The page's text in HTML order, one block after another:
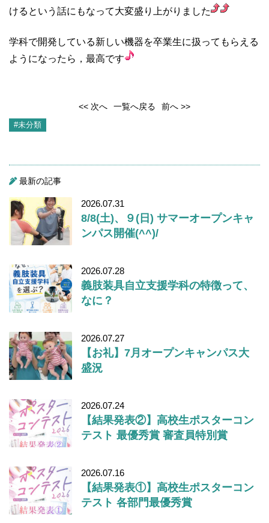
けるという話にもなって大変盛り上がりました
学科で開発している新しい機器を卒業生に扱ってもらえる
ようになったら，最高です
<< 次へ 一覧へ戻る 前へ >>
#未分類
最新の記事
2026.07.31
8/8(土)、９(日) サマーオープンキャ
ンパス開催(^^)/
2026.07.28
義肢装具自立支援学科の特徴って、
なに？
2026.07.27
【お礼】7月オープンキャンパス大
盛況
2026.07.24
【結果発表②】高校生ポスターコン
テスト 最優秀賞 審査員特別賞
2026.07.16
【結果発表①】高校生ポスターコン
テスト 各部門最優秀賞